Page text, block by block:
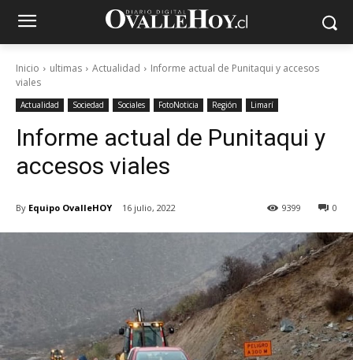
Inicio ultimas Actualidad
Informe actual de Punitaqui y accesos
viales
Actualidad Sociedad Sociales FotoNoticia Región Limarí
Informe actual de Punitaqui y
accesos viales
By Equipo OvalleHOY 16 julio, 2022 0
9399